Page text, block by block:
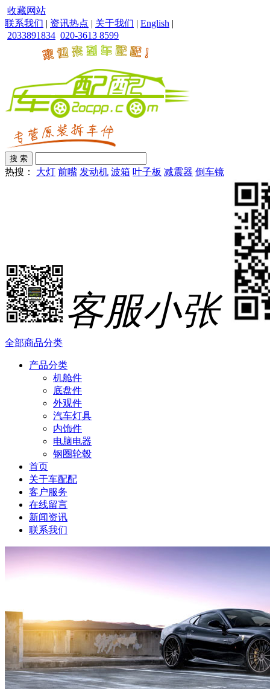
收藏网站
联系我们 | 资讯热点 | 关于我们 | English |
2033891834 020-3613 8599
热搜： 大灯 前嘴 发动机 波箱 叶子板 减震器 倒车镜
客服小张
全部商品分类
产品分类
机舱件
底盘件
外观件
汽车灯具
内饰件
电脑电器
钢圈轮毂
首页
关于车配配
客户服务
在线留言
新闻资讯
联系我们